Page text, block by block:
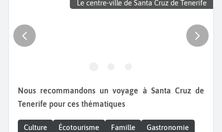
Le centre-ville de Santa Cruz de Tenerife
Nous recommandons un voyage à Santa Cruz de
Tenerife pour ces thématiques
Culture Écotourisme Famille
Gastronomie